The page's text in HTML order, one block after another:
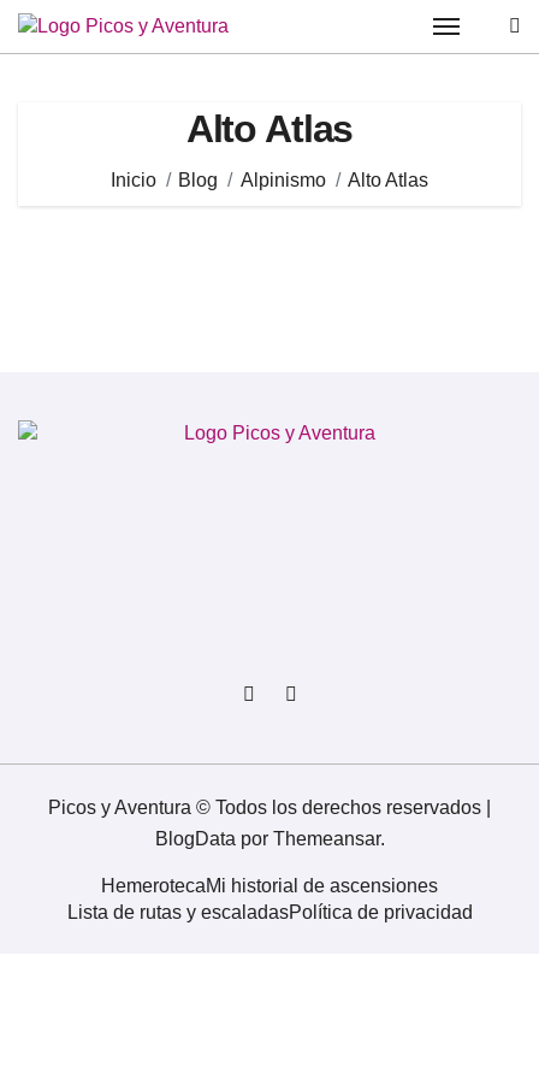
Saltar
Alto Atlas
Inicio Blog Alpinismo Alto Atlas
Picos y Aventura © Todos los derechos reservados
BlogData por Themeansar.
HemerotecaMi historial de ascensiones
Lista de rutas y escaladasPolítica de privacidad